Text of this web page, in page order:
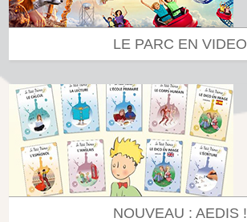
LE PARC EN VIDEO
NOUVEAU : AEDIS !